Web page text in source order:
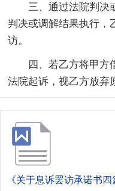
三、通过法院判决
判决或调解结果执行，
访。
四、若乙方将甲方
法院起诉，视乙方放弃
《关于息诉罢访承诺书四